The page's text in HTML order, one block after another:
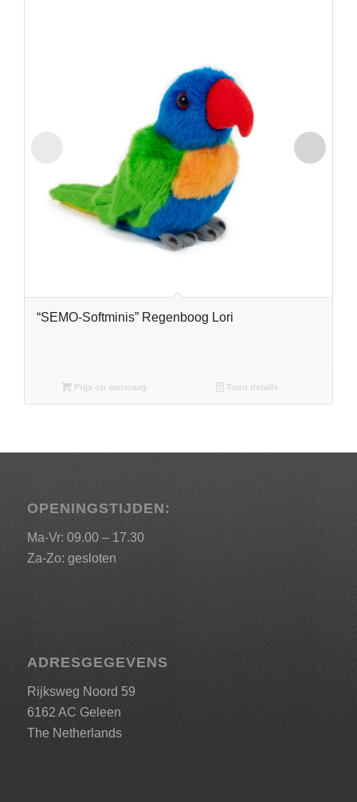
“SEMO-Softminis” Regenboog Lori
Prijs op aanvraag Toon details
OPENINGSTIJDEN:
Ma-Vr: 09.00 – 17.30
Za-Zo: gesloten
ADRESGEGEVENS
Rijksweg Noord 59
6162 AC Geleen
The Netherlands